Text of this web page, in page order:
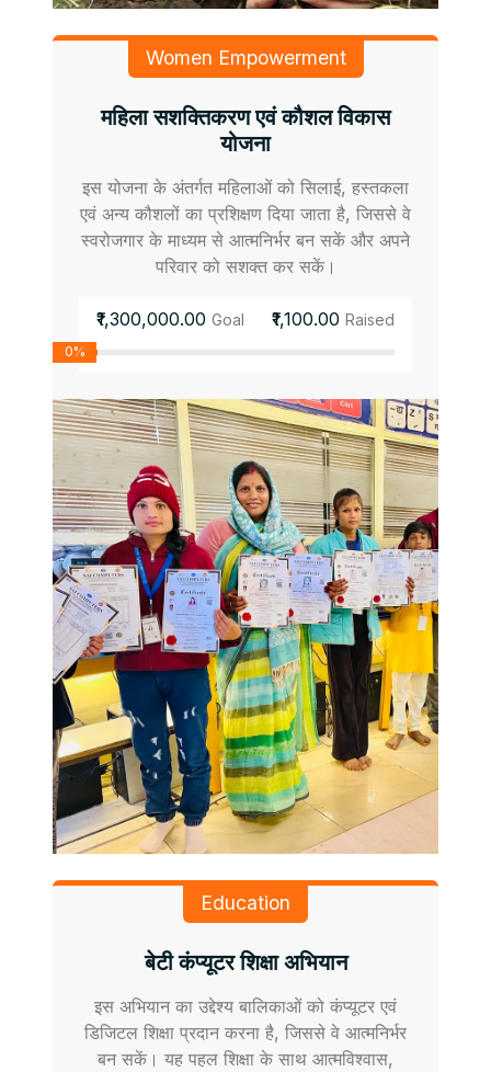
Women Empowerment
महिला सशक्तिकरण एवं कौशल विकास
योजना
इस योजना के अंतर्गत महिलाओं को सिलाई, हस्तकला
एवं अन्य कौशलों का प्रशिक्षण दिया जाता है, जिससे वे
स्वरोजगार के माध्यम से आत्मनिर्भर बन सकें और अपने
परिवार को सशक्त कर सकें।
₹1,300,000.00 Goal ₹1,100.00 Raised
0%
Education
बेटी कंप्यूटर शिक्षा अभियान
इस अभियान का उद्देश्य बालिकाओं को कंप्यूटर एवं
डिजिटल शिक्षा प्रदान करना है, जिससे वे आत्मनिर्भर
बन सकें। यह पहल शिक्षा के साथ आत्मविश्वास,